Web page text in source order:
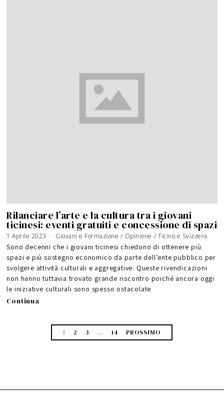
Rilanciare l’arte e la cultura tra i giovani
ticinesi: eventi gratuiti e concessione di spazi
1 Aprile 2023 Giovani e Formazione / Opinione / Ticino e Svizzera
Sono decenni che i giovani ticinesi chiedono di ottenere più
spazi e più sostegno economico da parte dell’ente pubblico per
svolgere attività culturali e aggregative. Queste rivendicazioni
non hanno tuttavia trovato grande riscontro poiché ancora oggi
le iniziative culturali sono spesso ostacolate
Continua
1 2 3 … 14 PROSSIMO